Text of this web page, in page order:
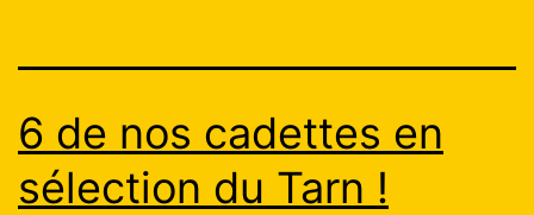
6 de nos cadettes en
sélection du Tarn !